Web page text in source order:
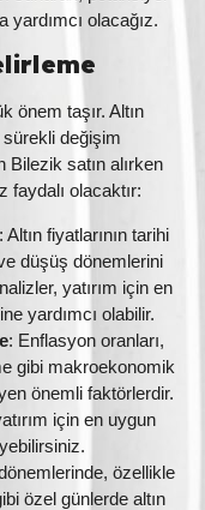
yardımcı olacağız.
önem taşır. Altın
sürekli değişim
Bilezik satın alırken
faydalı olacaktır:
: Altın fiyatlarının tarihi
düşüş dönemlerini
yatırım için en
yardımcı olabilir.
: Enflasyon oranları,
gibi makroekonomik
önemli faktörlerdir.
için en uygun
dönemlerinde, özellikle
özel günlerde altın